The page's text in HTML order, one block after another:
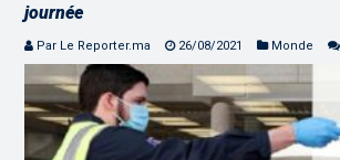
journée
Par Le Reporter.ma 26/08/2021 Monde